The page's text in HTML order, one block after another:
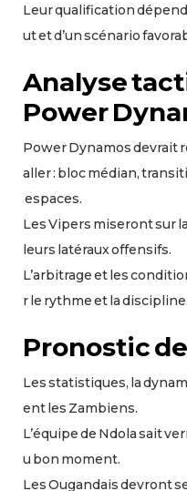
Leur qualification
ut et d’un scénario
Analyse
Power
Power Dynamos devrait
aller : bloc médian,
espaces.
Les Vipers miseront sur
leurs latéraux offensifs.
L’arbitrage et les
r le rythme et la discipline.
Pronostic
Les statistiques, la
ent les Zambiens.
L’équipe de Ndola sait
u bon moment.
Les Ougandais devront